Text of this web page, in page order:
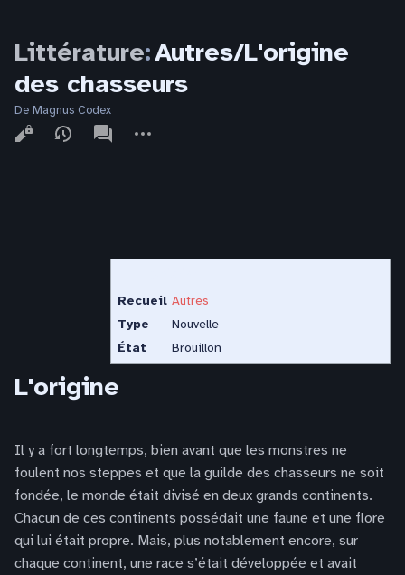
Littérature:Autres/L'origine
des chasseurs
De Magnus Codex
Affichages
associated-
pages
actions
Recueil Autres
Type
Nouvelle
État
Brouillon
L'origine
Il y a fort longtemps, bien avant que les monstres ne
foulent nos steppes et que la guilde des chasseurs ne soit
fondée, le monde était divisé en deux grands continents.
Chacun de ces continents possédait une faune et une flore
qui lui était propre. Mais, plus notablement encore, sur
chaque continent, une race s’était développée et avait